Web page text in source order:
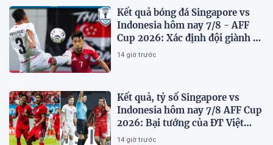
Kết quả bóng đá Singapore vs
Indonesia hôm nay 7/8 - AFF
Cup 2026: Xác định đội giành vé
Bán kết
14 giờ trước
Kết quả, tỷ số Singapore vs
Indonesia hôm nay 7/8 AFF Cup
2026: Bại tướng của ĐT Việt
nam dừng bước sớm
14 giờ trước